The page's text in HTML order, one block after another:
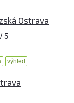
Ostrava
5
výhled